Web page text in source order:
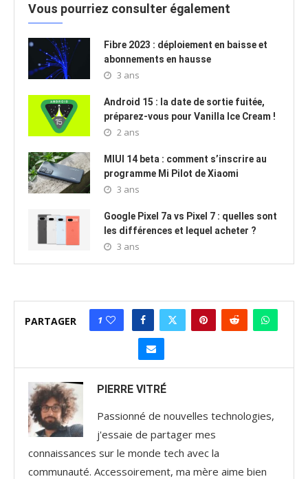
Vous pourriez consulter également
Fibre 2023 : déploiement en baisse et
abonnements en hausse
3 ans
Android 15 : la date de sortie fuitée,
préparez-vous pour Vanilla Ice Cream !
2 ans
MIUI 14 beta : comment s’inscrire au
programme Mi Pilot de Xiaomi
3 ans
Google Pixel 7a vs Pixel 7 : quelles sont
les différences et lequel acheter ?
3 ans
PARTAGER 1
PIERRE VITRÉ
Passionné de nouvelles technologies,
j'essaie de partager mes
connaissances sur le monde tech avec la
communauté. Accessoirement, ma mère aime bien